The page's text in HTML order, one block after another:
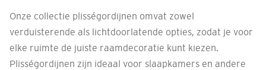
Onze collectie plisségordijnen omvat zowel
verduisterende als lichtdoorlatende opties, zodat je voor
elke ruimte de juiste raamdecoratie kunt kiezen.
Plisségordijnen zijn ideaal voor slaapkamers en andere